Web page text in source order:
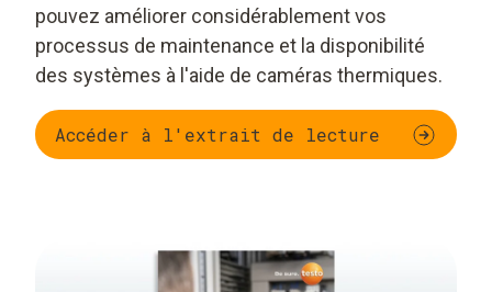
pouvez améliorer considérablement vos
processus de maintenance et la disponibilité
des systèmes à l'aide de caméras thermiques.
Accéder à l'extrait de lecture